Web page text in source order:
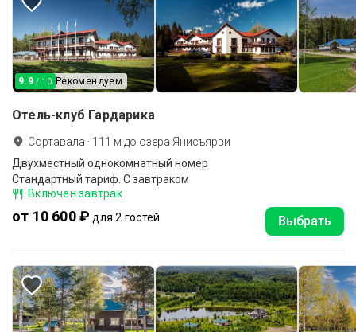
9.9 / 10 Рекомендуем
Отель-клуб Гардарика
Сортавала · 111 м до озера Янисъярви
Двухместный однокомнатный номер
Стандартный тариф. С завтраком
Включен завтрак
от 10 600 ₽ для 2 гостей Выбрать